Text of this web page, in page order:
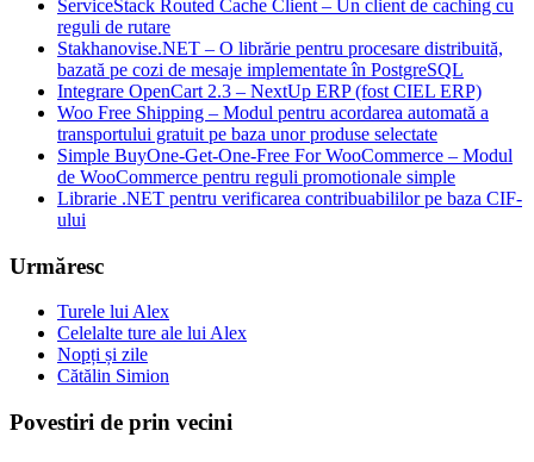
ServiceStack Routed Cache Client – Un client de caching cu
reguli de rutare
Stakhanovise.NET – O librărie pentru procesare distribuită,
bazată pe cozi de mesaje implementate în PostgreSQL
Integrare OpenCart 2.3 – NextUp ERP (fost CIEL ERP)
Woo Free Shipping – Modul pentru acordarea automată a
transportului gratuit pe baza unor produse selectate
Simple BuyOne-Get-One-Free For WooCommerce – Modul
de WooCommerce pentru reguli promotionale simple
Librarie .NET pentru verificarea contribuabililor pe baza CIF-
ului
Urmăresc
Turele lui Alex
Celelalte ture ale lui Alex
Nopți și zile
Cătălin Simion
Povestiri de prin vecini